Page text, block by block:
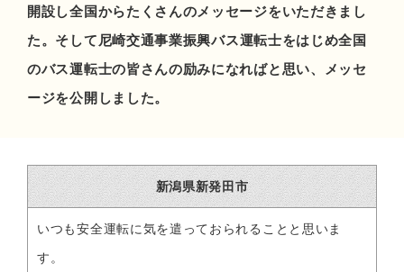
開設し全国からたくさんのメッセージをいただきまし
た。 そして尼崎交通事業振興バス運転士をはじめ全国
のバス運転士の皆さんの励みになればと思い、メッセ
ージを公開しました。
新潟県新発田市
いつも安全運転に気を遣っておられることと思いま
す。